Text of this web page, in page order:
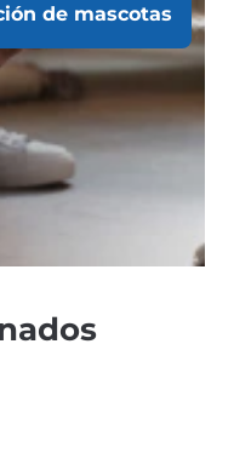
de mascotas